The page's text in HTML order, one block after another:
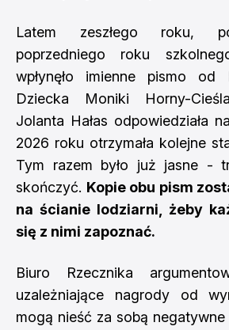
Latem zeszłego roku,
poprzedniego roku
wpłynęło imienne pismo od
Dziecka Moniki Horny-
Jolanta Hałas odpowiedziała
2026 roku otrzymała kolejne
Tym razem było już jasne -
skończyć. Kopie obu pism
na ścianie lodziarni, żeby
się z nimi zapoznać.
Biuro Rzecznika
uzależniające nagrody od
mogą nieść za sobą negatywne